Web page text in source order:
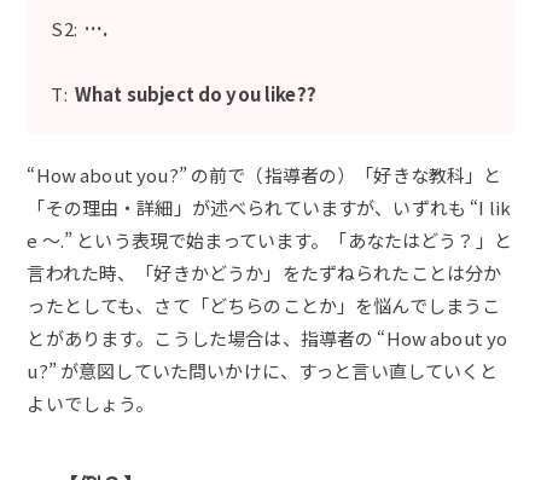
S2: ….
T:What subject do you like??
“How about you?” の前で（指導者の）「好きな教科」と
「その理由・詳細」が述べられていますが、いずれも “I lik
e ～.” という表現で始まっています。「あなたはどう？」と
言われた時、「好きかどうか」をたずねられたことは分か
ったとしても、さて「どちらのことか」を悩んでしまうこ
とがあります。こうした場合は、指導者の “How about yo
u?” が意図していた問いかけに、すっと言い直していくと
よいでしょう。